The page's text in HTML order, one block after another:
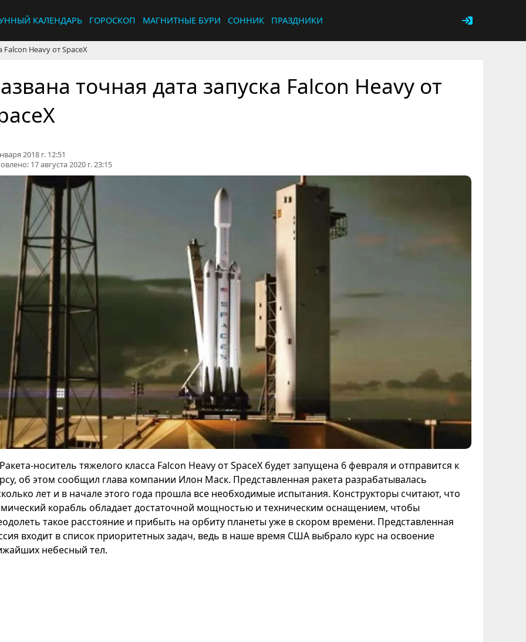
КАЛЕНДАРЬ ГОРОСКОП МАГНИТНЫЕ БУРИ СОННИК ПРАЗДНИКИ
Falcon Heavy от SpaceX
точная дата запуска Falcon Heavy от
2018 г. 12:51
17 августа 2020 г. 23:15
Ракета-носитель тяжелого класса Falcon Heavy от SpaceX будет запущена 6 февраля и отправится к
об этом сообщил глава компании Илон Маск. Представленная ракета разрабатывалась
лет и в начале этого года прошла все необходимые испытания. Конструкторы считают, что
корабль обладает достаточной мощностью и техническим оснащением, чтобы
такое расстояние и прибыть на орбиту планеты уже в скором времени. Представленная
входит в список приоритетных задач, ведь в наше время США выбрало курс на освоение
небесный тел.